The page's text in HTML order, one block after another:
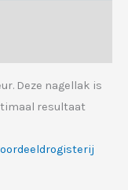
Deze nagellak is
resultaat